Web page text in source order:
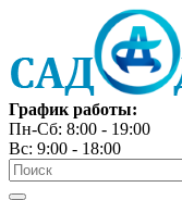
График работы:
Пн-Сб: 8:00 - 19:00
Вс: 9:00 - 18:00